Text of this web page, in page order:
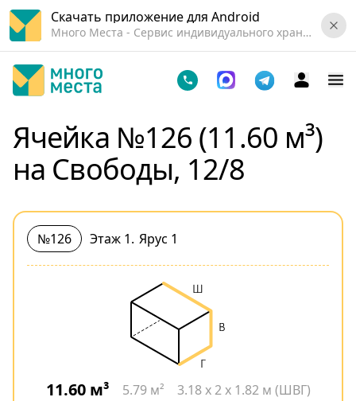
Скачать приложение для Android
Много Места - Cервис индивидуального хранения вещей.
Ячейка №126 (11.60 м³)
на Свободы, 12/8
№126 Этаж 1. Ярус 1
11.60 м³ 5.79 м² 3.18 x 2 x 1.82 м (ШВГ)